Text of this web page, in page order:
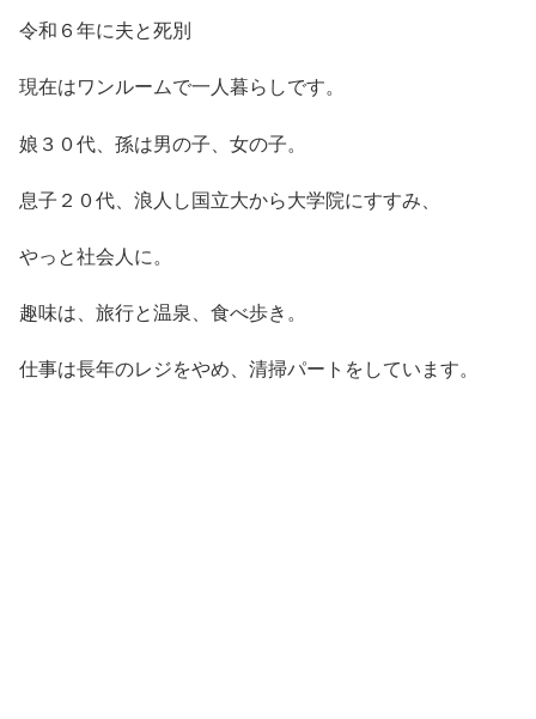
令和６年に夫と死別
現在はワンルームで一人暮らしです。
娘３０代、孫は男の子、女の子。
息子２０代、浪人し国立大から大学院にすすみ、
やっと社会人に。
趣味は、旅行と温泉、食べ歩き。
仕事は長年のレジをやめ、清掃パートをしています。